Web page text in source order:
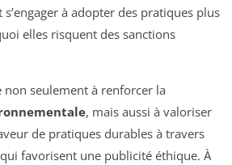
à adopter des pratiques plus
elles risquent des sanctions
non seulement à renforcer la
, mais aussi à valoriser
de pratiques durables à travers
qui favorisent une publicité éthique. À